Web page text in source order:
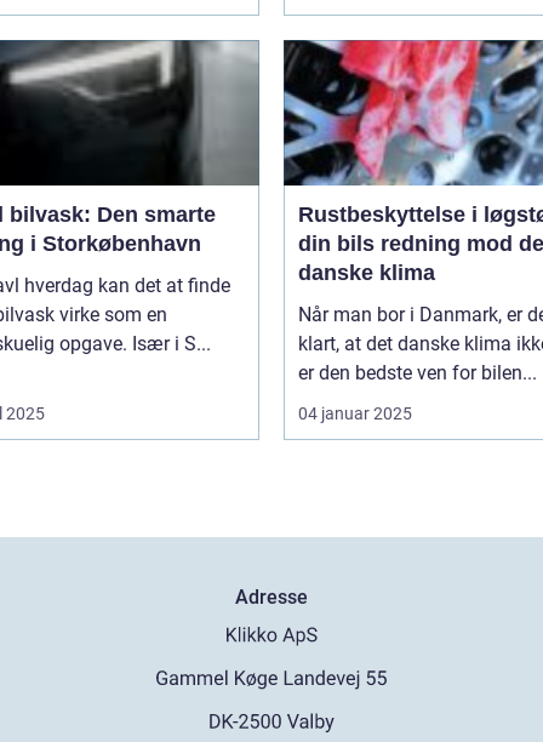
bilvask: Den smarte
i Storkøbenhavn
hverdag kan det at finde
virke som en
opgave. Især i S...
2025
Rustbeskyttelse i
din bils redning mod
danske klima
Når man bor i Danmark, er
klart, at det danske klima
er den bedste ven for bilen...
04 januar 2025
Adresse